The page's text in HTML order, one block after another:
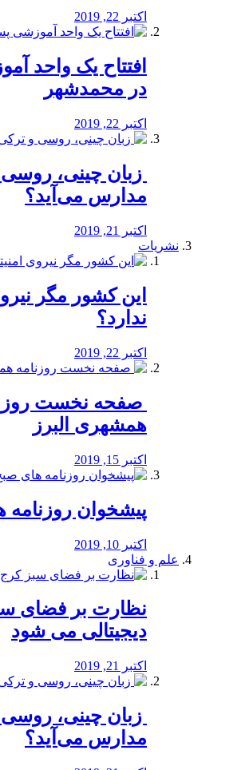
اکتبر 22, 2019
افتتاح یک واحد
در محمدشهر
اکتبر 22, 2019
زبان چینی،
مدارس می‌آید؟
اکتبر 21, 2019
نشریات
این کشور مگر
ندارد؟
اکتبر 22, 2019
صفحه نخست
همشهری البرز
اکتبر 15, 2019
پیشخوان
اکتبر 10, 2019
علم و فناوری
نظارت بر فضای
دیجیتالی می شود
اکتبر 21, 2019
زبان چینی،
مدارس می‌آید؟